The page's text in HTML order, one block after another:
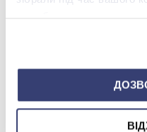
МЫ В